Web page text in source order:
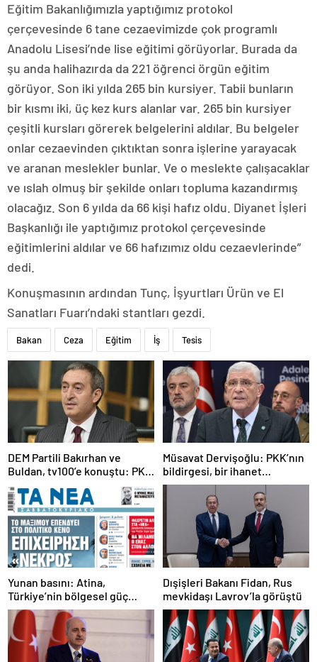
Eğitim Bakanlığımızla yaptığımız protokol
çerçevesinde 6 tane cezaevimizde çok programlı
Anadolu Lisesi’nde lise eğitimi görüyorlar. Burada da
şu anda halihazırda da 221 öğrenci örgün eğitim
görüyor. Son iki yılda 265 bin kursiyer. Tabii bunların
bir kısmı iki, üç kez kurs alanlar var. 265 bin kursiyer
çeşitli kursları görerek belgelerini aldılar. Bu belgeler
onlar cezaevinden çıktıktan sonra işlerine yarayacak
ve aranan meslekler bunlar. Ve o meslekte çalışacaklar
ve ıslah olmuş bir şekilde onları topluma kazandırmış
olacağız. Son 6 yılda da 66 kişi hafız oldu. Diyanet İşleri
Başkanlığı ile yaptığımız protokol çerçevesinde
eğitimlerini aldılar ve 66 hafızımız oldu cezaevlerinde”
dedi.
Konuşmasının ardından Tunç, İşyurtları Ürün ve El
Sanatları Fuarı’ndaki stantları gezdi.
Bakan Ceza Eğitim İş Tesis
DEM Partili Bakırhan ve
Buldan, tv100’e konuştu: PKK
ne zaman kendini feshedecek
Müsavat Dervişoğlu: PKK’nın
bildirgesi, bir ihanet
açıklamasıdır
Yunan basını: Atina,
Türkiye’nin bölgesel güç
olmasını durduramadı
Dışişleri Bakanı Fidan, Rus
mevkidaşı Lavrov’la görüştü